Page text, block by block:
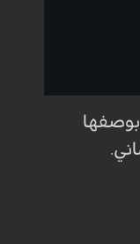
بوصفها